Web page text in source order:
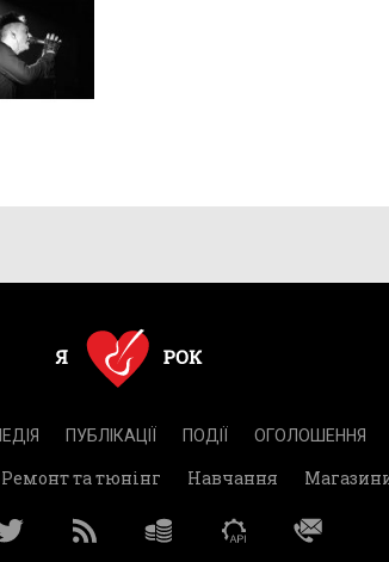
ПУБЛІКАЦІЇ ПОДІЇ ОГОЛОШЕННЯ
Ремонт та тюнінг Навчання